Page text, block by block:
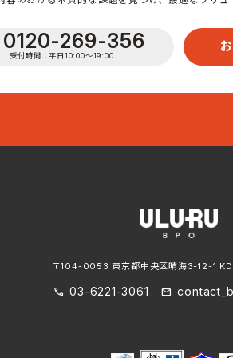
0120-269-356
受付時間：平日10:00〜19:00
〒104-0053 東京都中央区晴海3-12-1
call 03-6221-3061 mail